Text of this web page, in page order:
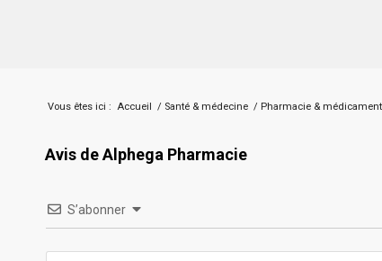
Vous êtes ici : Accueil / Santé & médecine / Pharmacie &
Avis de Alphega Pharmacie
S’abonner